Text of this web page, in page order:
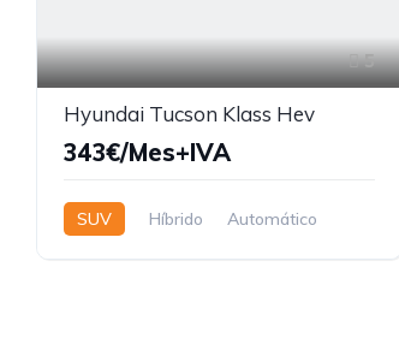
5
Hyundai Tucson Klass Hev
343€/Mes+IVA
SUV Híbrido Automático